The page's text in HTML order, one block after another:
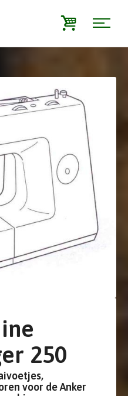
250
voor de Anker